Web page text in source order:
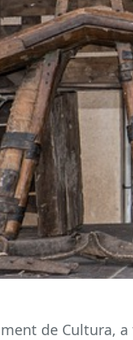
de Cultura,